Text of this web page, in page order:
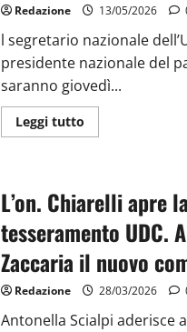
Redazione 13/05/2026
l segretario nazionale
presidente nazionale del
saranno giovedì...
Leggi tutto
L’on. Chiarelli apre
tesseramento UDC.
Zaccaria il nuovo
Redazione 28/03/2026
Antonella Scialpi aderisce